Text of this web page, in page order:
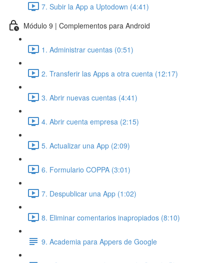
7. Subir la App a Uptodown (4:41)
Módulo 9 | Complementos para Android
1. Administrar cuentas (0:51)
2. Transferir las Apps a otra cuenta (12:17)
3. Abrir nuevas cuentas (4:41)
4. Abrir cuenta empresa (2:15)
5. Actualizar una App (2:09)
6. Formulario COPPA (3:01)
7. Despublicar una App (1:02)
8. Eliminar comentarios inapropiados (8:10)
9. Academia para Appers de Google